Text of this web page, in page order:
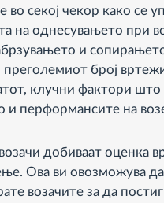
во секој чекор како се
на однесувањето при
и
преголемиот број
клучни фактори што
и перформансите на
добиваат оценка
Ова ви овозможува
возачите за да